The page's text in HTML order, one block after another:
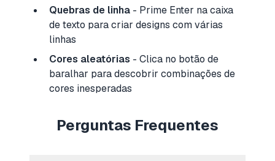
Quebras de linha - Prime Enter na caixa
de texto para criar designs com várias
linhas
Cores aleatórias - Clica no botão de
baralhar para descobrir combinações de
cores inesperadas
Perguntas Frequentes